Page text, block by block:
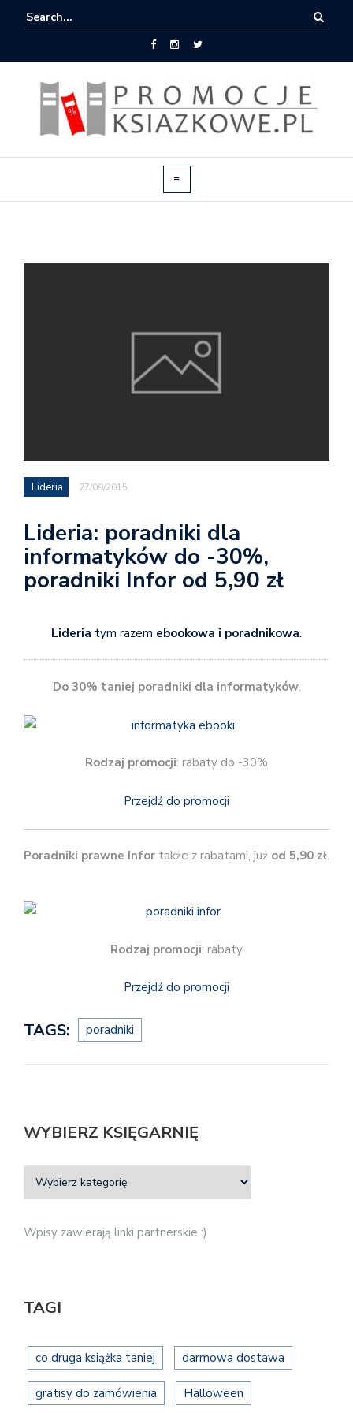
Lideria 27/09/2015
Lideria: poradniki dla
informatyków do -30%,
poradniki Infor od 5,90 zł
Lideria tym razem ebookowa i poradnikowa.
Do 30% taniej poradniki dla informatyków.
Rodzaj promocji: rabaty do -30%
Przejdź do promocji
Poradniki prawne Infor także z rabatami, już od 5,90 zł.
Rodzaj promocji: rabaty
Przejdź do promocji
TAGS: poradniki
WYBIERZ KSIĘGARNIĘ
Wpisy zawierają linki partnerskie :)
TAGI
co druga książka taniej darmowa dostawa
gratisy do zamówienia Halloween